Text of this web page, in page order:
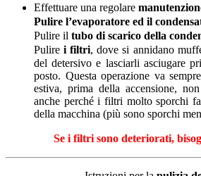
Effettuare una regolare
Pulire l’evaporatore ed il
Pulire il tubo di scarico della
Pulirei filtri, dove si annidano
del detersivo e lasciarli asciugare
posto. Questa operazione va
estiva, prima della accensione,
anche perché i filtri molto sporchi
della macchina (più sono sporchi
Se i filtri sono deteriorati,